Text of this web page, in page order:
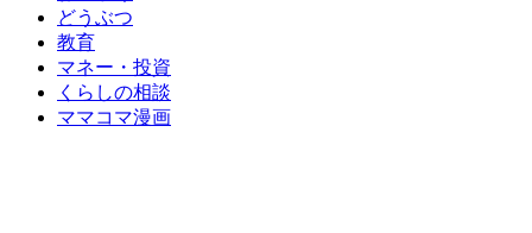
どうぶつ
教育
マネー・投資
くらしの相談
ママコマ漫画